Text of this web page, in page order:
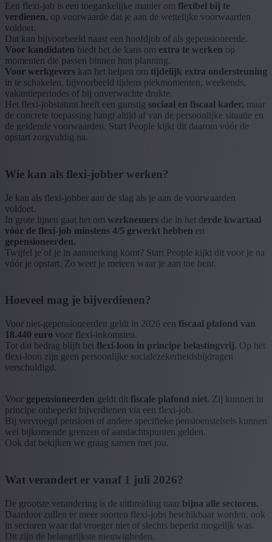
Een flexi-job is een toegankelijke manier om flexibel bij te
verdienen, op voorwaarde dat je aan de wettelijke voorwaarden
voldoet.
Dat kan bijvoorbeeld naast een hoofdjob of als gepensioneerde.
Voor kandidaten biedt het de kans om extra te werken op
momenten die passen binnen hun planning.
Voor werkgevers kan het helpen om tijdelijk extra ondersteuning
in te schakelen, bijvoorbeeld tijdens piekmomenten, weekends,
vakantieperiodes of bij onverwachte drukte.
Het flexi-jobstatuut heeft een gunstig sociaal en fiscaal kader, maar
de concrete toepassing hangt altijd af van de persoonlijke situatie en
de geldende voorwaarden. Start People kijkt dit daarom vóór de
opstart zorgvuldig na.
Wie kan als flexi-jobber werken?
Je kan als flexi-jobber aan de slag als je aan de voorwaarden
voldoet.
In grote lijnen gaat het om werknemers die in het derde kwartaal
vóór de flexi-job minstens 4/5 gewerkt hebben en
gepensioneerden.
Twijfel je of je in aanmerking komt? Start People kijkt dit voor je na
vóór je opstart. Zo weet je meteen waar je aan toe bent.
Hoeveel mag je bijverdienen?
Voor niet-gepensioneerden geldt in 2026 een fiscaal plafond van
18.440 euro voor flexi-inkomsten.
Tot dat bedrag blijft het flexi-loon in principe belastingvrij. Op het
flexi-loon zijn geen persoonlijke socialezekerheidsbijdragen
verschuldigd.
Voor gepensioneerden geldt dit fiscale plafond niet. Zij kunnen in
principe onbeperkt bijverdienen via een flexi-job.
Bij vervroegd pensioen of andere specifieke pensioenstelsels kunnen
wel bijkomende grenzen of aandachtspunten gelden.
Ook dat bekijken we graag samen met jou.
Wat verandert er vanaf 1 juli 2026?
De grootste verandering is de uitbreiding naar bijna alle sectoren.
Daardoor zullen er meer soorten flexi-jobs beschikbaar worden, ook
in sectoren waar dat vroeger niet of slechts beperkt mogelijk was.
Dit zijn de belangrijkste nieuwigheden.